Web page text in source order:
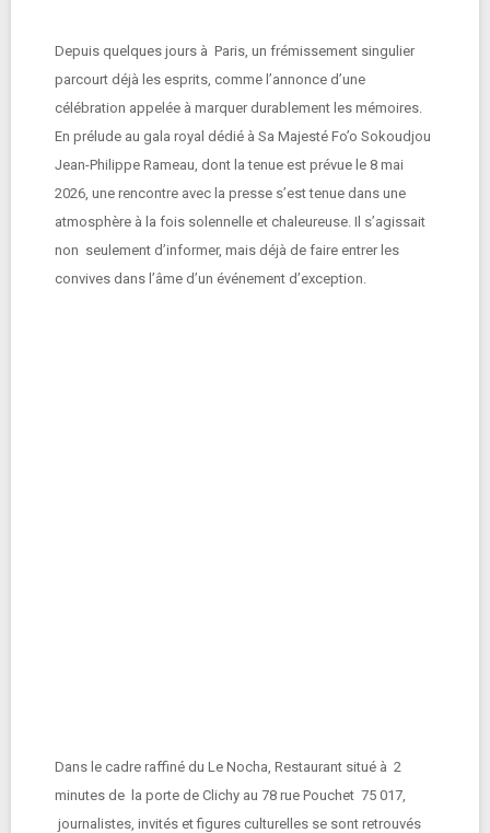
Depuis quelques jours à Paris, un frémissement singulier
parcourt déjà les esprits, comme l’annonce d’une
célébration appelée à marquer durablement les mémoires.
En prélude au gala royal dédié à Sa Majesté Fo’o Sokoudjou
Jean-Philippe Rameau, dont la tenue est prévue le 8 mai
2026, une rencontre avec la presse s’est tenue dans une
atmosphère à la fois solennelle et chaleureuse. Il s’agissait
non seulement d’informer, mais déjà de faire entrer les
convives dans l’âme d’un événement d’exception.
Dans le cadre raffiné du Le Nocha, Restaurant situé à 2
minutes de la porte de Clichy au 78 rue Pouchet 75 017,
journalistes, invités et figures culturelles se sont retrouvés